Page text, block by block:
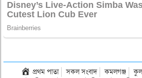
প্রথম পাতা সকল সংবাদ কমলগঞ্জ